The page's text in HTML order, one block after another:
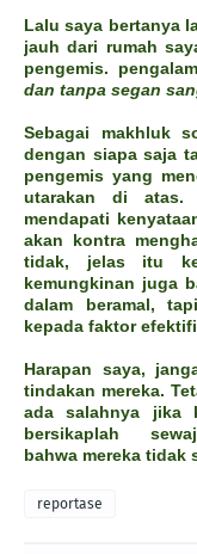
Lalu saya bertanya
jauh dari rumah
pengemis.
dan tanpa segan
Sebagai makhluk
dengan siapa saja
pengemis yang
utarakan di atas.
mendapati
akan kontra
tidak, jelas itu
kemungkinan juga
dalam beramal,
kepada faktor
Harapan saya,
tindakan mereka.
ada salahnya jika
bersikaplah
bahwa mereka tidak
reportase